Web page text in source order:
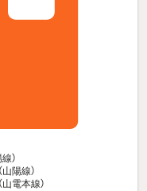
）
山陽線）
山電本線）